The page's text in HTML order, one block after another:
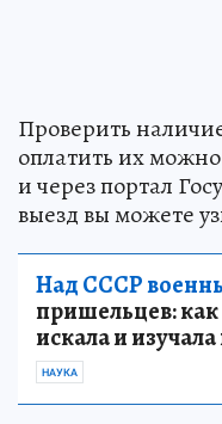
Проверить
оплатить их
и через портал
выезд вы можете
Над СССР
пришельцев: как
искала и
НАУКА